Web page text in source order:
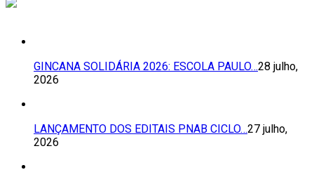
GINCANA SOLIDÁRIA 2026: ESCOLA PAULO…28 julho,
2026
LANÇAMENTO DOS EDITAIS PNAB CICLO…27 julho,
2026